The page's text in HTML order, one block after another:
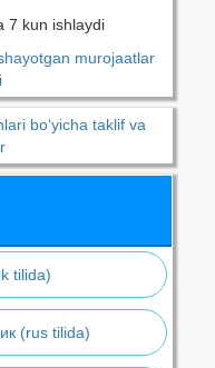
7 kun ishlaydi
murojaatlar
bo‘yicha taklif va
tilida)
(rus tilida)